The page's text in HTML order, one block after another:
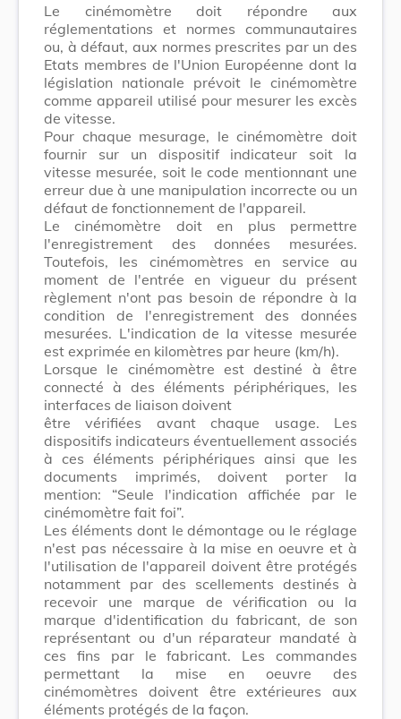
Le cinémomètre doit répondre aux
réglementations et normes communautaires
ou, à défaut, aux normes prescrites par un des
Etats membres de l'Union Européenne dont la
législation nationale prévoit le cinémomètre
comme appareil utilisé pour mesurer les excès
de vitesse.
Pour chaque mesurage, le cinémomètre doit
fournir sur un dispositif indicateur soit la
vitesse mesurée, soit le code mentionnant une
erreur due à une manipulation incorrecte ou un
défaut de fonctionnement de l'appareil.
Le cinémomètre doit en plus permettre
l'enregistrement des données mesurées.
Toutefois, les cinémomètres en service au
moment de l'entrée en vigueur du présent
règlement n'ont pas besoin de répondre à la
condition de l'enregistrement des données
mesurées. L'indication de la vitesse mesurée
est exprimée en kilomètres par heure (km/h).
Lorsque le cinémomètre est destiné à être
connecté à des éléments périphériques, les
interfaces de liaison doivent
être vérifiées avant chaque usage. Les
dispositifs indicateurs éventuellement associés
à ces éléments périphériques ainsi que les
documents imprimés, doivent porter la
mention: “Seule l'indication affichée par le
cinémomètre fait foi”.
Les éléments dont le démontage ou le réglage
n'est pas nécessaire à la mise en oeuvre et à
l'utilisation de l'appareil doivent être protégés
notamment par des scellements destinés à
recevoir une marque de vérification ou la
marque d'identification du fabricant, de son
représentant ou d'un réparateur mandaté à
ces fins par le fabricant. Les commandes
permettant la mise en oeuvre des
cinémomètres doivent être extérieures aux
éléments protégés de la façon.